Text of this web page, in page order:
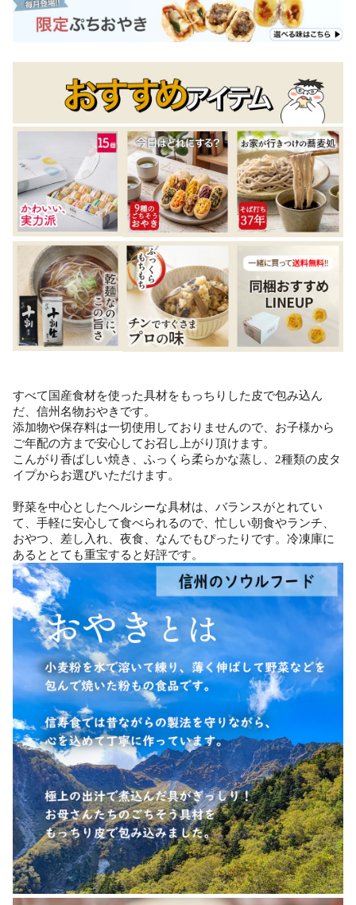
すべて国産食材を使った具材をもっちりした皮で包み込ん
だ、信州名物おやきです。
添加物や保存料は一切使用しておりませんので、お子様から
ご年配の方まで安心してお召し上がり頂けます。
こんがり香ばしい焼き、ふっくら柔らかな蒸し、2種類の皮タ
イプからお選びいただけます。
野菜を中心としたヘルシーな具材は、バランスがとれてい
て、手軽に安心して食べられるので、忙しい朝食やランチ、
おやつ、差し入れ、夜食、なんでもぴったりです。冷凍庫に
あるととても重宝すると好評です。